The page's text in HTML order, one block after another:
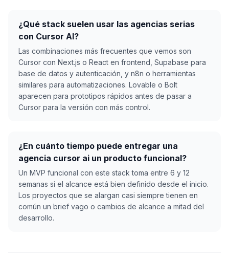
¿Qué stack suelen usar las agencias serias
con Cursor AI?
Las combinaciones más frecuentes que vemos son
Cursor con Next.js o React en frontend, Supabase para
base de datos y autenticación, y n8n o herramientas
similares para automatizaciones. Lovable o Bolt
aparecen para prototipos rápidos antes de pasar a
Cursor para la versión con más control.
¿En cuánto tiempo puede entregar una
agencia cursor ai un producto funcional?
Un MVP funcional con este stack toma entre 6 y 12
semanas si el alcance está bien definido desde el inicio.
Los proyectos que se alargan casi siempre tienen en
común un brief vago o cambios de alcance a mitad del
desarrollo.